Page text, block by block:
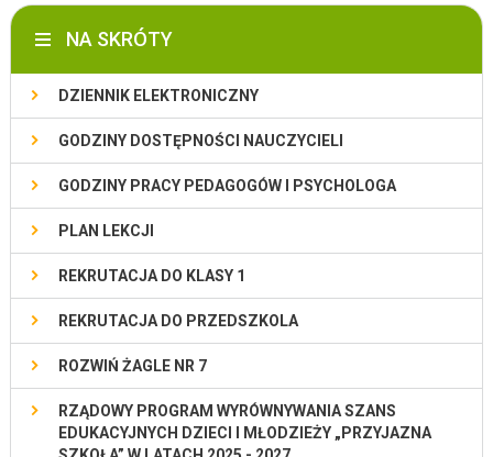
NA SKRÓTY
DZIENNIK ELEKTRONICZNY
GODZINY DOSTĘPNOŚCI NAUCZYCIELI
GODZINY PRACY PEDAGOGÓW I PSYCHOLOGA
PLAN LEKCJI
REKRUTACJA DO KLASY 1
REKRUTACJA DO PRZEDSZKOLA
ROZWIŃ ŻAGLE NR 7
RZĄDOWY PROGRAM WYRÓWNYWANIA SZANS
EDUKACYJNYCH DZIECI I MŁODZIEŻY „PRZYJAZNA